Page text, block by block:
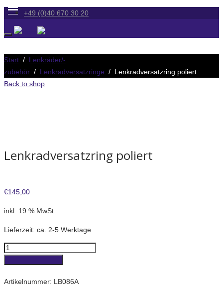
+49 (0)40 670 30 20
Start / Lenkräder/-
zubehör / Lenkradversatzringe / Lenkradversatzring poliert
Back to shop
Lenkradversatzring poliert
€145,00
inkl. 19 % MwSt.
Lieferzeit: ca. 2-5 Werktage
Lenkradversatzring
poliert
Artikelnummer: LB086A